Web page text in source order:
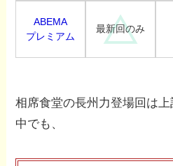
ABEMA
プレミアム
最新回のみ
相席食堂の長州力登場回は
中でも、